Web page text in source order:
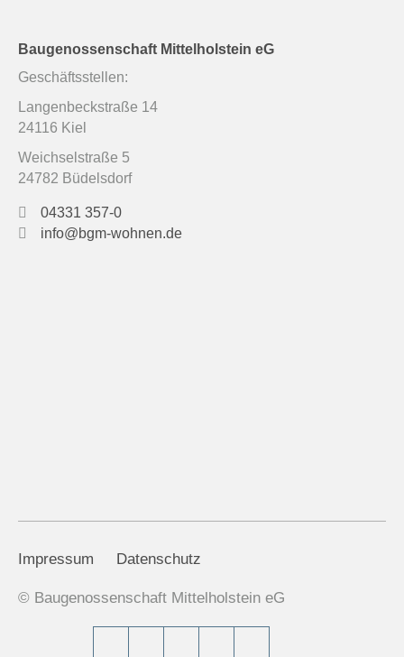
Baugenossenschaft Mittelholstein eG
Geschäftsstellen:
Langenbeckstraße 14
24116 Kiel
Weichselstraße 5
24782 Büdelsdorf
04331 357-0
info@bgm-wohnen.de
© Baugenossenschaft Mittelholstein eG
Impressum Datenschutz